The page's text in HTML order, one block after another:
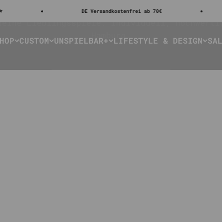
DE Versandkostenfrei ab 70€ Jetzt neu:
CUSTOM UNSPIELBAR+ LIFESTYLE & DESIGN
Lieblingsspiele. Individuell, hochwertig